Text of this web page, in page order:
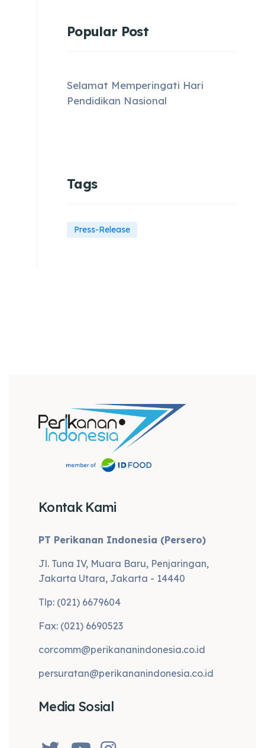
Popular Post
Selamat Memperingati Hari
Pendidikan Nasional
Tags
Press-Release
Kontak Kami
PT Perikanan Indonesia (Persero)
Jl. Tuna IV, Muara Baru, Penjaringan,
Jakarta Utara, Jakarta - 14440
Tlp: (021) 6679604
Fax: (021) 6690523
corcomm@perikananindonesia.co.id
persuratan@perikananindonesia.co.id
Media Sosial